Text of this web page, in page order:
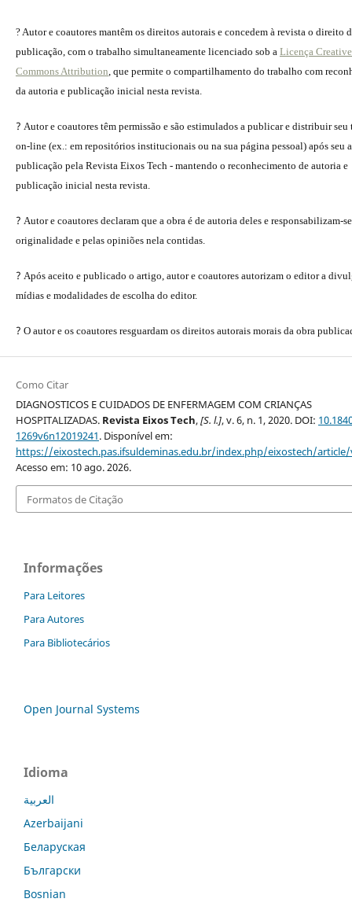
? Autor e coautores mantêm os direitos autorais e concedem à revista o direito
publicação, com o trabalho simultaneamente licenciado sob a Licença Creative
Commons Attribution, que permite o compartilhamento do trabalho com
da autoria e publicação inicial nesta revista.
? Autor e coautores têm permissão e são estimulados a publicar e distribuir seu
on-line (ex.: em repositórios institucionais ou na sua página pessoal) após seu
publicação pela Revista Eixos Tech - mantendo o reconhecimento de autoria e
publicação inicial nesta revista.
? Autor e coautores declaram que a obra é de autoria deles e responsabilizam-
originalidade e pelas opiniões nela contidas.
? Após aceito e publicado o artigo, autor e coautores autorizam o editor a
mídias e modalidades de escolha do editor.
? O autor e os coautores resguardam os direitos autorais morais da obra
Como Citar
DIAGNOSTICOS E CUIDADOS DE ENFERMAGEM COM CRIANÇAS
HOSPITALIZADAS. Revista Eixos Tech,[S. l.], v. 6, n. 1, 2020. DOI:
1269v6n12019241. Disponível em:
https://eixostech.pas.ifsuldeminas.edu.br/index.php/eixostech/
Acesso em: 10 ago. 2026.
Formatos de Citação
Informações
Para Leitores
Para Autores
Para Bibliotecários
Open Journal Systems
Idioma
العربية
Azerbaijani
Беларуская
Български
Bosnian